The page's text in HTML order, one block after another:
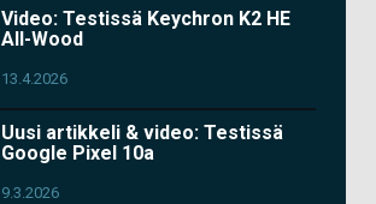
Video: Testissä Keychron K2 HE
All-Wood
13.4.2026
Uusi artikkeli & video: Testissä
Google Pixel 10a
9.3.2026